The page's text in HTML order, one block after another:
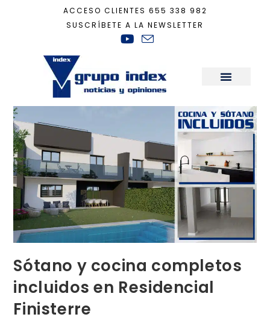
ACCESO CLIENTES 655 338 982
SUSCRÍBETE A LA NEWSLETTER
Actualidad
Sótano y cocina completos
incluidos en Residencial
Finisterre